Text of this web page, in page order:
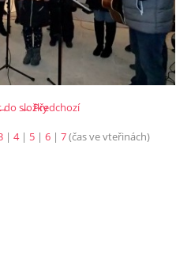
← Předchozí
do složky
| 4| 5 | 6 | 7(čas ve vteřinách)